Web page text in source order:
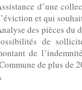
d’une
et qui
des pièces du
de
de
de plus de